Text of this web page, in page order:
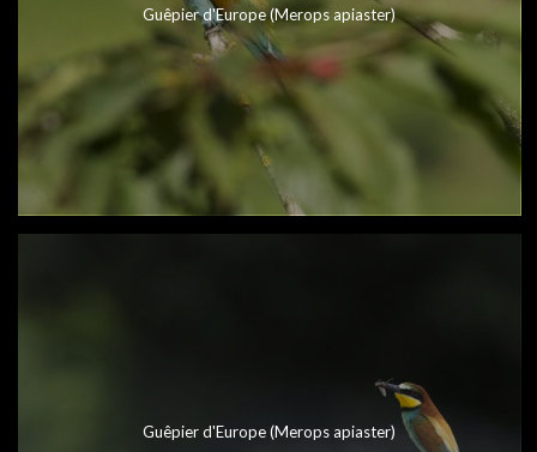
Guêpier d'Europe (Merops apiaster)
Guêpier d'Europe (Merops apiaster)